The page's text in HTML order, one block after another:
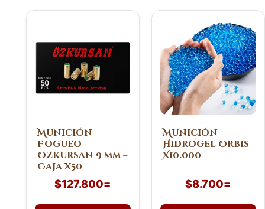
Munición
Fogueo
Ozkursan 9 mm –
Caja x50
$127.800=
Munición
Hidrogel Orbis
X10.000
$8.700=
producto
tiene
múltiples
variantes.
Las
opciones
se
pueden
elegir
en
página